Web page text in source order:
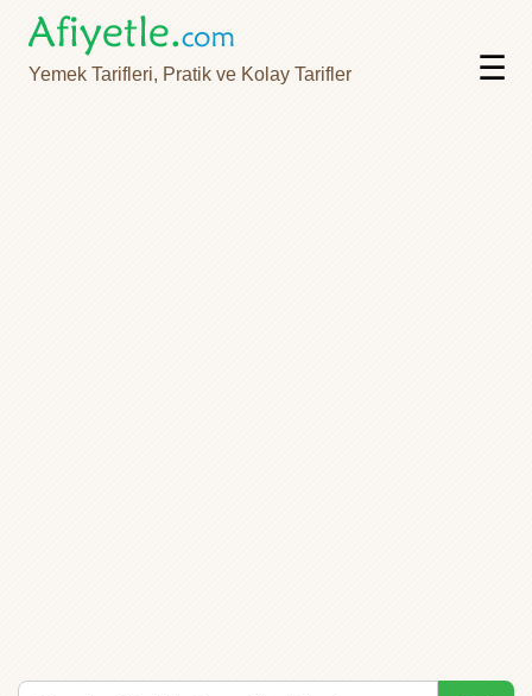
Yemek Tarifleri, Pratik ve Kolay Tarifler ☰